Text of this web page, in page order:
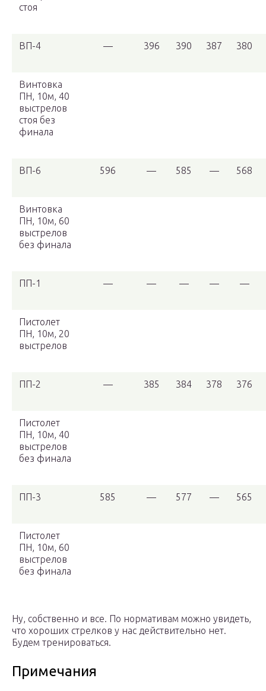
стоя
ВП-4 — 396 390 387 380
Винтовка
ПН, 10м, 40
выстрелов
стоя без
финала
ВП-6 596 — 585 — 568
Винтовка
ПН, 10м, 60
выстрелов
без финала
ПП-1 — — — — —
Пистолет
ПН, 10м, 20
выстрелов
ПП-2 — 385 384 378 376
Пистолет
ПН, 10м, 40
выстрелов
без финала
ПП-3 585 — 577 — 565
Пистолет
ПН, 10м, 60
выстрелов
без финала
Ну, собственно и все. По нормативам можно увидеть,
что хороших стрелков у нас действительно нет.
Будем тренироваться.
Примечания